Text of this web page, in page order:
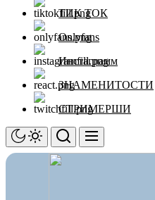
ТИК ТОК
Onlyfans
Инстаграмм
ЗНАМЕНИТОСТИ
СТРИМЕРШИ